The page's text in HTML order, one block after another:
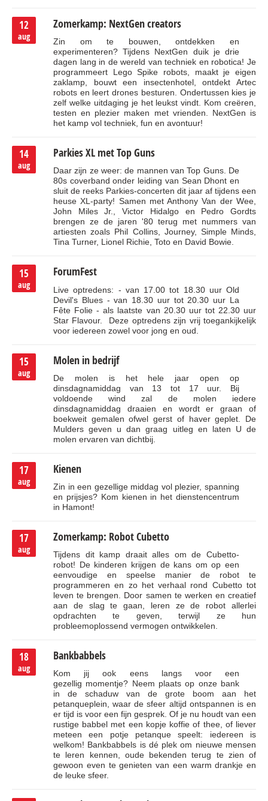
Zomerkamp: NextGen creators
Zin om te bouwen, ontdekken en
experimenteren? Tijdens NextGen duik je drie
dagen lang in de wereld van techniek en robotica! Je
programmeert Lego Spike robots, maakt je eigen
zaklamp, bouwt een insectenhotel, ontdekt Artec
robots en leert drones besturen. Ondertussen kies je
zelf welke uitdaging je het leukst vindt. Kom creëren,
testen en plezier maken met vrienden. NextGen is
het kamp vol techniek, fun en avontuur!
12
aug
Parkies XL met Top Guns
Daar zijn ze weer: de mannen van Top Guns. De
80s coverband onder leiding van Sean Dhont en
sluit de reeks Parkies-concerten dit jaar af tijdens een
heuse XL-party! Samen met Anthony Van der Wee,
John Miles Jr., Victor Hidalgo en Pedro Gordts
brengen ze de jaren '80 terug met nummers van
artiesten zoals Phil Collins, Journey, Simple Minds,
Tina Turner, Lionel Richie, Toto en David Bowie.
14
aug
ForumFest
Live optredens: - van 17.00 tot 18.30 uur Old
Devil's Blues - van 18.30 uur tot 20.30 uur La
Fête Folie - als laatste van 20.30 uur tot 22.30 uur
Star Flavour. Deze optredens zijn vrij toegankijkelijk
voor iedereen zowel voor jong en oud.
15
aug
Molen in bedrijf
De molen is het hele jaar open op
dinsdagnamiddag van 13 tot 17 uur. Bij
voldoende wind zal de molen iedere
dinsdagnamiddag draaien en wordt er graan of
boekweit gemalen ofwel gerst of haver geplet. De
Mulders geven u dan graag uitleg en laten U de
molen ervaren van dichtbij.
15
aug
Kienen
Zin in een gezellige middag vol plezier, spanning
en prijsjes? Kom kienen in het dienstencentrum
in Hamont!
17
aug
Zomerkamp: Robot Cubetto
Tijdens dit kamp draait alles om de Cubetto-
robot! De kinderen krijgen de kans om op een
eenvoudige en speelse manier de robot te
programmeren en zo het verhaal rond Cubetto tot
leven te brengen. Door samen te werken en creatief
aan de slag te gaan, leren ze de robot allerlei
opdrachten te geven, terwijl ze hun
probleemoplossend vermogen ontwikkelen.
17
aug
Bankbabbels
Kom jij ook eens langs voor een
gezellig momentje? Neem plaats op onze bank
in de schaduw van de grote boom aan het
petanqueplein, waar de sfeer altijd ontspannen is en
er tijd is voor een fijn gesprek. Of je nu houdt van een
rustige babbel met een kopje koffie of thee, of liever
meteen een potje petanque speelt: iedereen is
welkom! Bankbabbels is dé plek om nieuwe mensen
te leren kennen, oude bekenden terug te zien of
gewoon even te genieten van een warm drankje en
de leuke sfeer.
18
aug